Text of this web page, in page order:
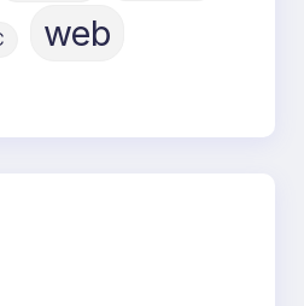
web